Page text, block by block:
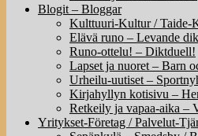
Blogit – Bloggar
Kulttuuri-Kultur / Taide-
Elävä runo – Levande
Runo-ottelu! – Diktduell!
Lapset ja nuoret – Barn
Urheilu-uutiset –
Kirjahyllyn kotisivu –
Retkeily ja vapaa-aika –
Yritykset-Företag / Palvelut-